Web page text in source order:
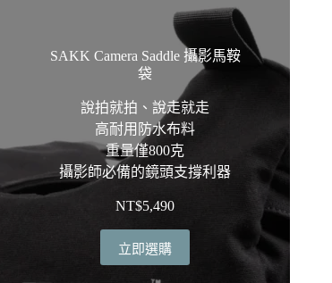
SAKK Camera Saddle 攝影馬鞍
袋
說拍就拍、說走就走
高耐用防水布料
重量僅800克
攝影師必備的鏡頭支撐利器
NT$5,490
立即選購